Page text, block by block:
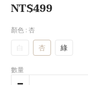
NT$499
顏色 : 杏
白 杏 綠
數量